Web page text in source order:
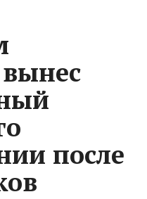
после